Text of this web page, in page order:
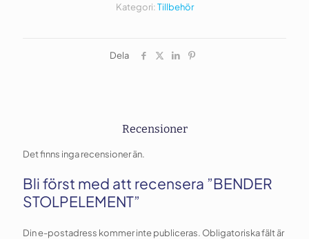
Kategori:Tillbehör
Dela
Recensioner
Det finns inga recensioner än.
Bli först med att recensera ”BENDER
STOLPELEMENT”
Din e-postadress kommer inte publiceras. Obligatoriska fält är